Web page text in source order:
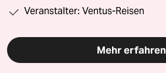
Veranstalter: Ventus-Reisen
Mehr erfahren